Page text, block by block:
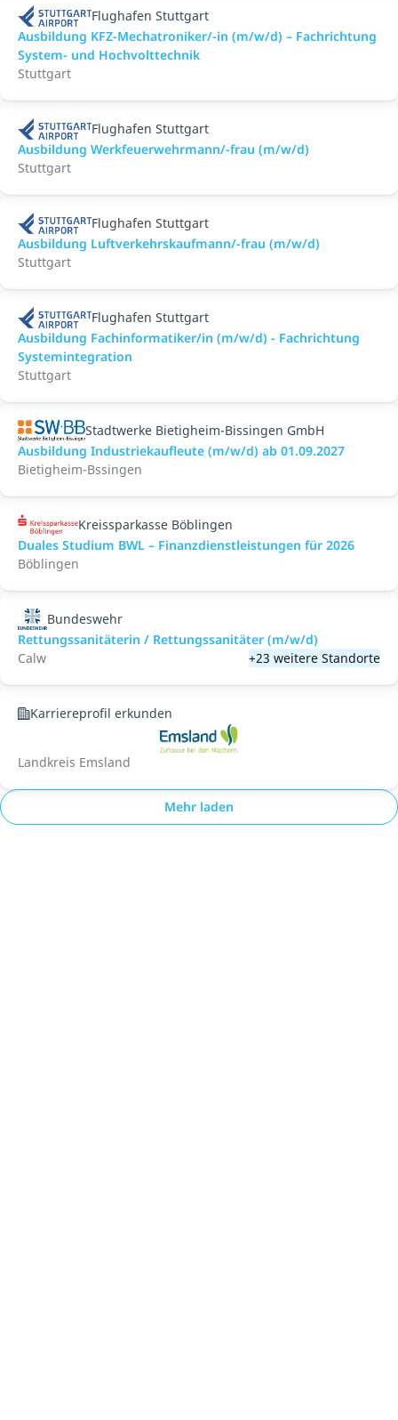
Flughafen Stuttgart
Ausbildung KFZ-Mechatroniker/-in (m/w/d) – Fachrichtung
System- und Hochvolttechnik
Stuttgart
Flughafen Stuttgart
Ausbildung Werkfeuerwehrmann/-frau (m/w/d)
Stuttgart
Flughafen Stuttgart
Ausbildung Luftverkehrskaufmann/-frau (m/w/d)
Stuttgart
Flughafen Stuttgart
Ausbildung Fachinformatiker/in (m/w/d) - Fachrichtung
Systemintegration
Stuttgart
Stadtwerke Bietigheim-Bissingen GmbH
Ausbildung Industriekaufleute (m/w/d) ab 01.09.2027
Bietigheim-Bssingen
Kreissparkasse Böblingen
Duales Studium BWL – Finanzdienstleistungen für 2026
Böblingen
Bundeswehr
Rettungssanitäterin / Rettungssanitäter (m/w/d)
Calw
+23 weitere Standorte
Karriereprofil erkunden
Landkreis Emsland
Mehr laden